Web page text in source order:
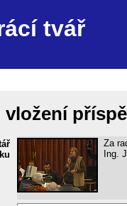
tvář
vložení
Za
Ing.